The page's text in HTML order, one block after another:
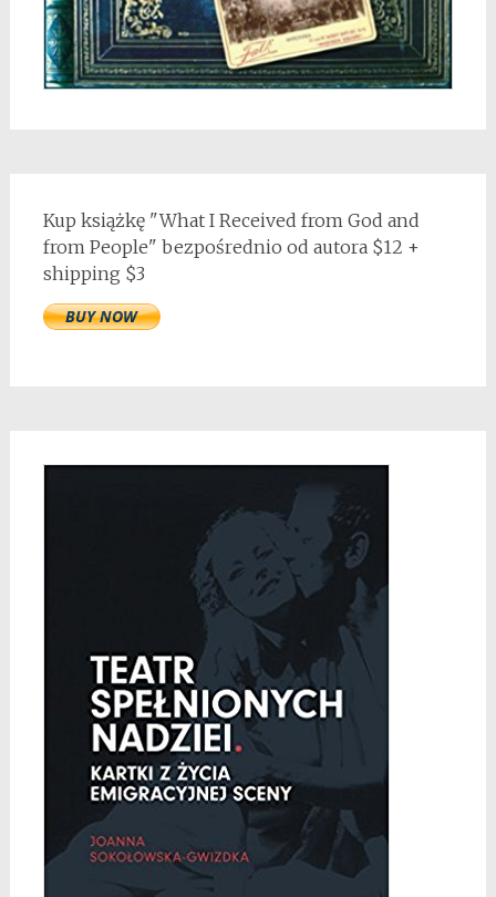
Kup książkę "What I Received from God and
from People" bezpośrednio od autora $12 +
shipping $3